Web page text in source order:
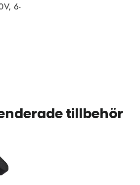
6-
tillbehör